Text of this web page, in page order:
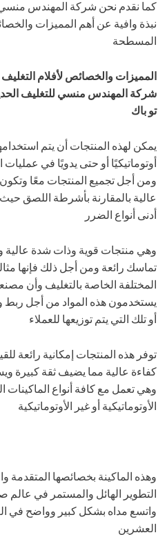
نبذة وافية عن أهم المميزات
المسطحة
المميزات والخصائص لأفلام
شركة المهندس منسي للتغليف
تو باك
يمكن لهذه المنتجات أن يتم
أوتوماتيكيًا أو حتى يدويًا في عمليات
ومن أجل تجميع المنتجات معًا
عالية بالمقارنة بأشرطة اللصق حيث
أدنى أنواع الضرر
وهي منتجات قوية وذات شدة عالية
تماسك رائعة ومن أجل ذلك فإنها
المختلفة الخاصة بالتغليف وأن
يستخدمون هذه المواد من أجل ربط
أو تلك التي يتم توزيعها للعملاء
توفر هذه المنتجات إمكانية رائعة
كفاءة عالية مما يضيف ثقة كبيرة
وهي تعمل مع كافة أنواع الماكينات
الأوتوماتيكية أو غير الأوتوماتيكية
وهذه الماكينة بخصائصها المتقدمة
التطوير الهائل والمستمر في عالم
واتسع مداه بشكل كبير وواضح في
العشرين